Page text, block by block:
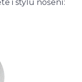
i stylu nošení: